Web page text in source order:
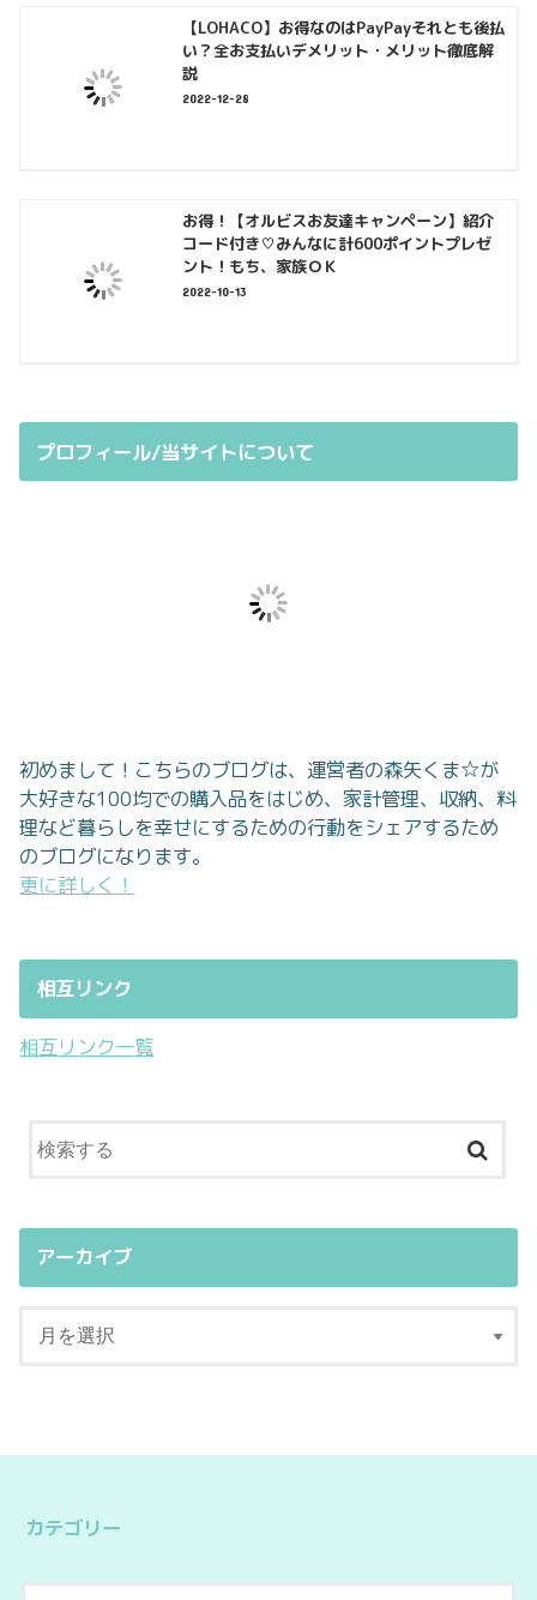
【LOHACO】お得なのはPayPayそれとも後払
い？全お支払いデメリット・メリット徹底解
説
2022-12-28
お得！【オルビスお友達キャンペーン】紹介
コード付き♡みんなに計600ポイントプレゼ
ント！もち、家族ＯＫ
2022-10-13
プロフィール/当サイトについて
初めまして！こちらのブログは、運営者の森矢くま☆が
大好きな100均での購入品をはじめ、家計管理、収納、料
理など暮らしを幸せにするための行動をシェアするため
のブログになります。
更に詳しく！
相互リンク
相互リンク一覧
アーカイブ
カテゴリー